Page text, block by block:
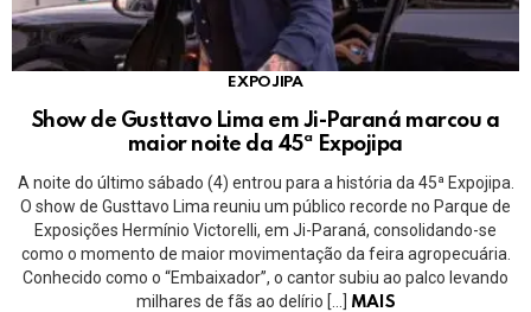
EXPOJIPA
Show de Gusttavo Lima em Ji-Paraná marcou a
maior noite da 45ª Expojipa
A noite do último sábado (4) entrou para a história da 45ª Expojipa.
O show de Gusttavo Lima reuniu um público recorde no Parque de
Exposições Hermínio Victorelli, em Ji-Paraná, consolidando-se
como o momento de maior movimentação da feira agropecuária.
Conhecido como o “Embaixador”, o cantor subiu ao palco levando
milhares de fãs ao delírio […]
MAIS